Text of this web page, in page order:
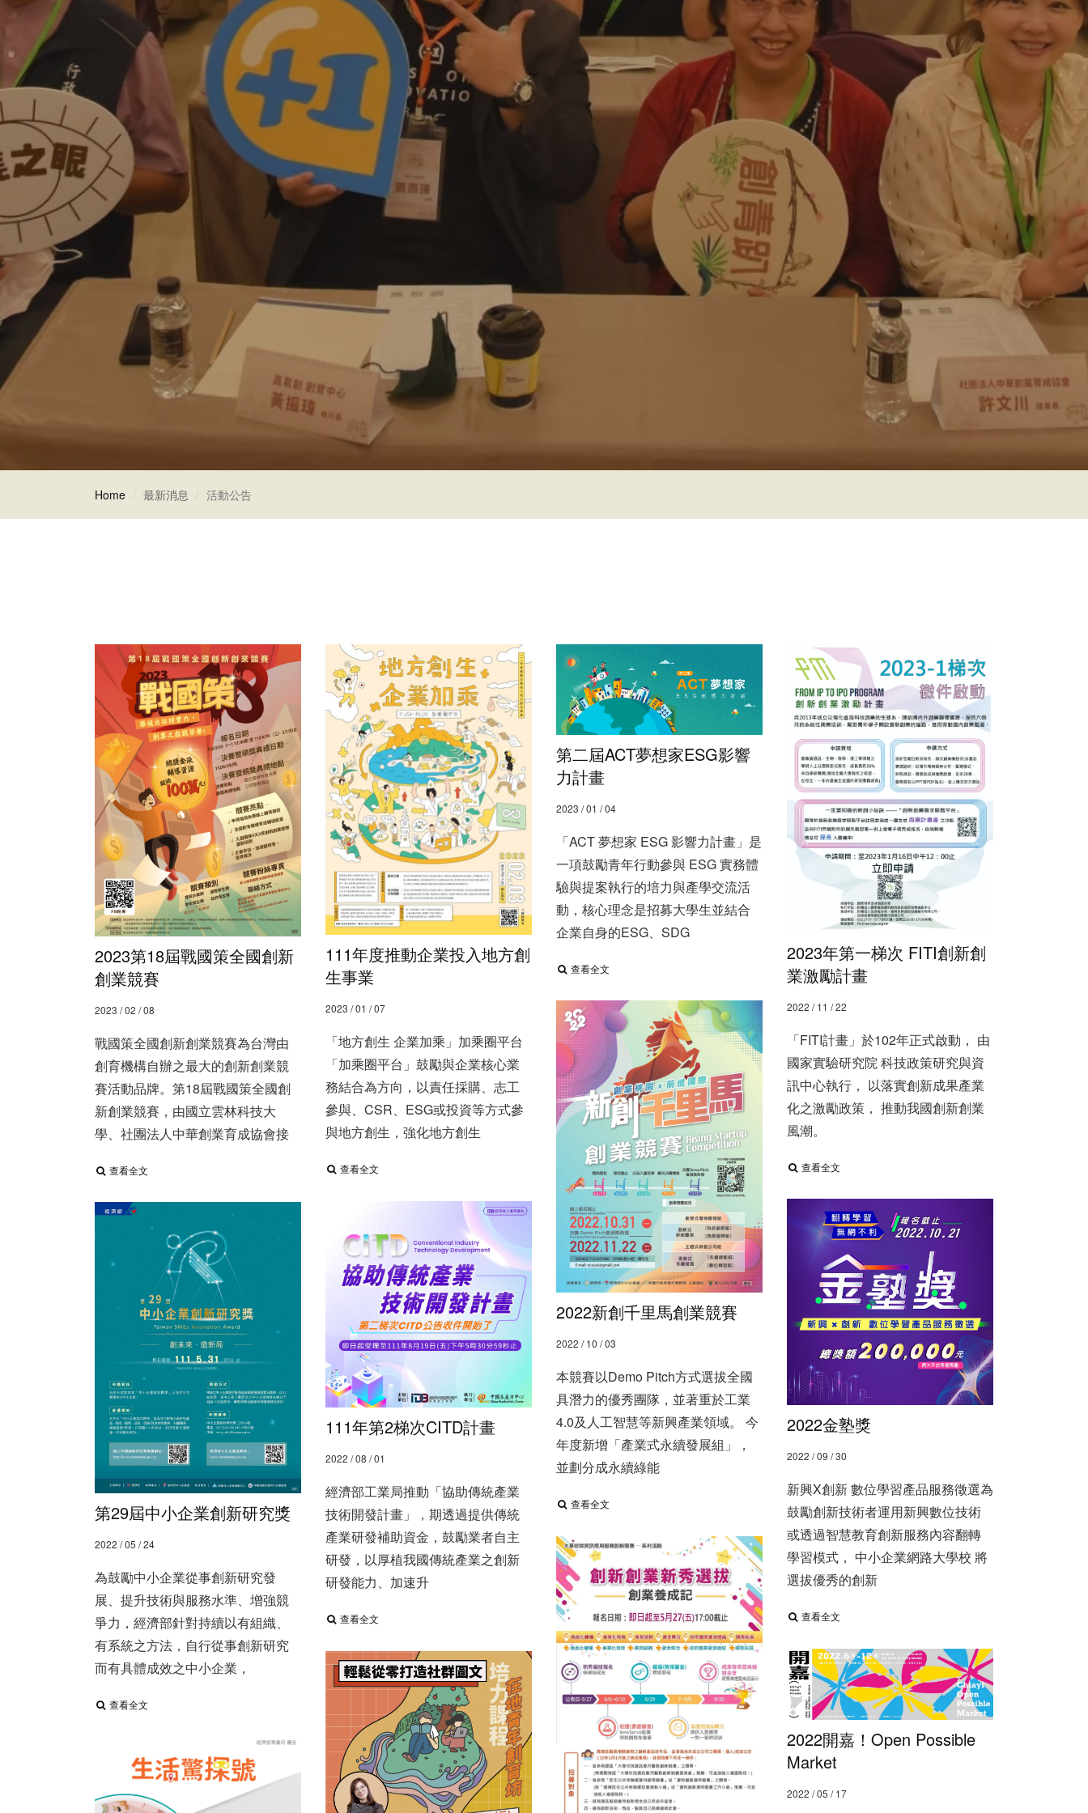
Home 最新消息 活動公告
2023第18屆戰國策全國創新
創業競賽
2023 / 02 / 08
戰國策全國創新創業競賽為台灣由
創育機構自辦之最大的創新創業競
賽活動品牌。 ​ 第18屆戰國策全國創
新創業競賽，由國立雲林科技大
學、社團法人中華創業育成協會接
查看全文
111年度推動企業投入地方創
生事業
2023 / 01 / 07
「地方創生 企業加乘」加乘圈平台 ​
「加乘圈平台」鼓勵與企業核心業
務結合為方向，以責任採購、志工
參與、CSR、ESG或投資等方式參
與地方創生，強化地方創生
查看全文
第二屆ACT夢想家ESG影響
力計畫
2023 / 01 / 04
「ACT 夢想家 ESG 影響力計畫」是
一項鼓勵青年行動參與 ESG 實務體
驗與提案執行的培力與產學交流活
動，核心理念是招募大學生並結合
企業自身的ESG、SDG
查看全文
2023年第一梯次 FITI創新創
業激勵計畫
2022 / 11 / 22
「FITI計畫」於102年正式啟動， 由
國家實驗研究院 科技政策研究與資
訊中心執行， 以落實創新成果產業
化之激勵政策， 推動我國創新創業
風潮。 ​
查看全文
2022新創千里馬創業競賽
2022 / 10 / 03
本競賽以Demo Pitch方式選拔全國
具潛力的優秀團隊，並著重於工業
4.0及人工智慧等新興產業領域。 今
年度新增「產業式永續發展組」，
並劃分成永續綠能
查看全文
2022金塾獎
2022 / 09 / 30
新興X創新 數位學習產品服務徵選 ​ 為
鼓勵創新技術者運用新興數位技術
或透過智慧教育創新服務內容翻轉
學習模式， 中小企業網路大學校 將
選拔優秀的創新
查看全文
111年第2梯次CITD計畫
2022 / 08 / 01
經濟部工業局推動「協助傳統產業
技術開發計畫」，​ 期透過提供傳統
產業研發補助資金，​ 鼓勵業者自主
研發，​ 以厚植我國傳統產業之創新
研發能力、​ 加速升
查看全文
第29屆中小企業創新研究獎
2022 / 05 / 24
為鼓勵中小企業從事創新研究發
展、​ 提升技術與服務水準、增強競
爭力，​ 經濟部針對持續以有組織、
有系統之方法，​ 自行從事創新研究
而有具體成效之中小企業，
查看全文
2022開嘉！Open Possible
Market
2022 / 05 / 17